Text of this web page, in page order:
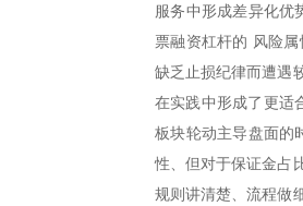
服务中形成差异化优
票融资杠杆的 风险
缺乏止损纪律而遭遇
在实践中形成了更适
板块轮动主导盘面的
性、但对于保证金占
规则讲清楚、流程做